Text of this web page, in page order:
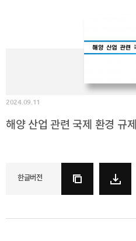
2024.09.11
해양 산업 관련 국제 환경 규제
한글버전